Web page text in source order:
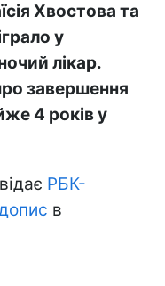
Хвостова та
у
лікар.
завершення
4 років у
РБК-
в